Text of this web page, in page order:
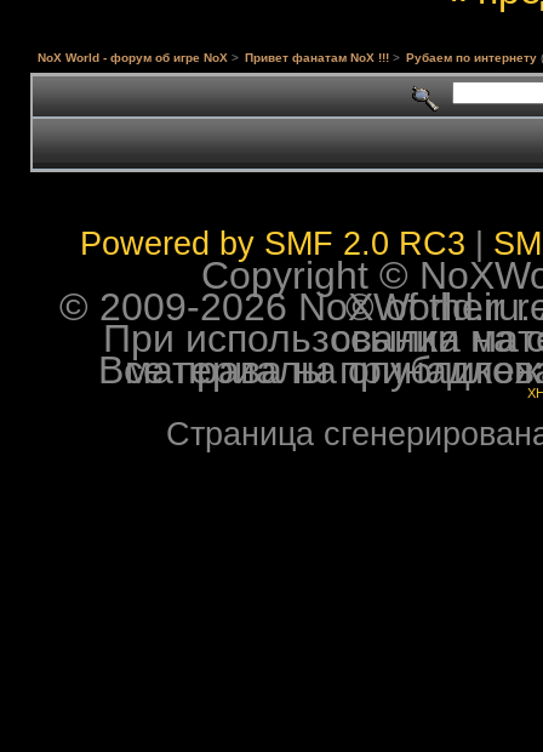
NoX World - форум об игре NoX > Привет фанатам NoX !!! > Рубаем по интернету
Powered by SMF 2.0 RC3
Copyright ©
© 2009-2026 NoXWorld.ru. All
При использовании
Все права на опубликованные на форуме
Страница